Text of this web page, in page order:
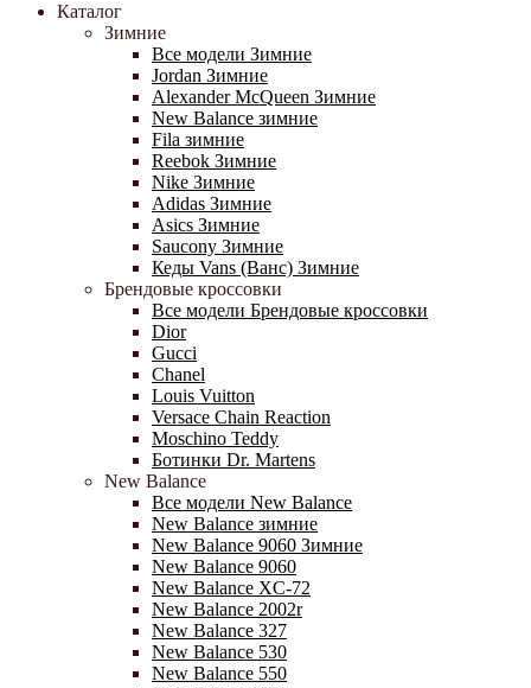
Каталог
Зимние
Все модели Зимние
Jordan Зимние
Alexander McQueen Зимние
New Balance зимние
Fila зимние
Reebok Зимние
Nike Зимние
Adidas Зимние
Asics Зимние
Saucony Зимние
Кеды Vans (Ванс) Зимние
Брендовые кроссовки
Все модели Брендовые кроссовки
Dior
Gucci
Chanel
Louis Vuitton
Versace Chain Reaction
Moschino Teddy
Ботинки Dr. Martens
New Balance
Все модели New Balance
New Balance зимние
New Balance 9060 Зимние
New Balance 9060
New Balance XC-72
New Balance 2002r
New Balance 327
New Balance 530
New Balance 550